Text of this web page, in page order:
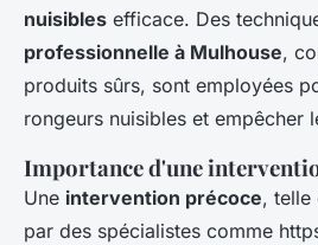
nuisibles efficace. Des
professionnelle à Mulhouse,
produits sûrs, sont employées
rongeurs nuisibles et empêcher
Importance d'une
Une intervention précoce, telle
par des spécialistes comme